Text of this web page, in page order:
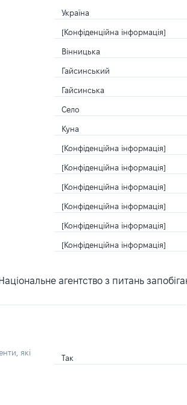
Україна
[Конфіденційна інформація]
Вінницька
Гайсинський
Гайсинська
Село
Куна
[Конфіденційна інформація]
[Конфіденційна інформація]
[Конфіденційна інформація]
[Конфіденційна інформація]
[Конфіденційна інформація]
[Конфіденційна інформація]
агентство з питань
які
Так